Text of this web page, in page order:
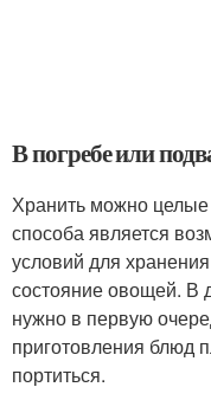
В погребе или
Хранить можно
способа является
условий для
состояние овощей. В
нужно в первую
приготовления блюд
портиться.